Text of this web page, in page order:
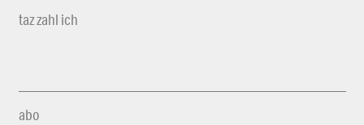
taz zahl ich
abo